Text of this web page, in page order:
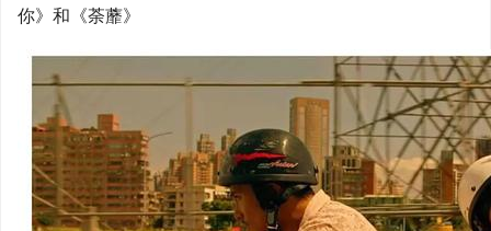
你》和《荼蘼》